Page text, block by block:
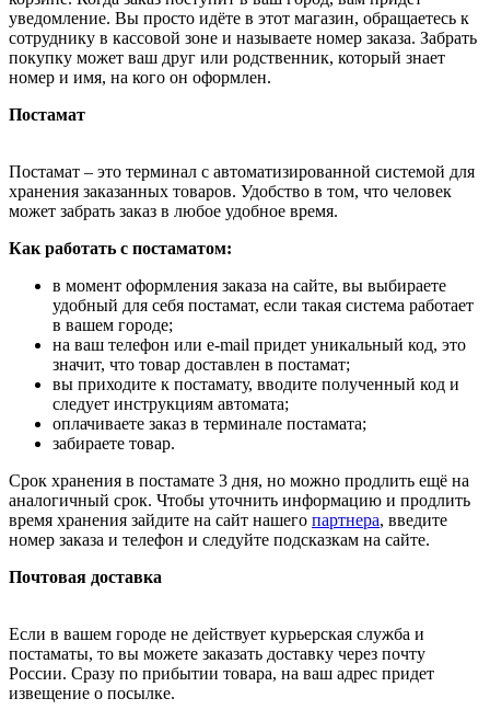
уведомление. Вы просто идёте в этот магазин, обращаетесь к
сотруднику в кассовой зоне и называете номер заказа. Забрать
покупку может ваш друг или родственник, который знает
номер и имя, на кого он оформлен.
Постамат
Постамат – это терминал с автоматизированной системой для
хранения заказанных товаров. Удобство в том, что человек
может забрать заказ в любое удобное время.
Как работать с постаматом:
в момент оформления заказа на сайте, вы выбираете
удобный для себя постамат, если такая система работает
в вашем городе;
на ваш телефон или e-mail придет уникальный код, это
значит, что товар доставлен в постамат;
вы приходите к постамату, вводите полученный код и
следует инструкциям автомата;
оплачиваете заказ в терминале постамата;
забираете товар.
Срок хранения в постамате 3 дня, но можно продлить ещё на
аналогичный срок. Чтобы уточнить информацию и продлить
время хранения зайдите на сайт нашего партнера, введите
номер заказа и телефон и следуйте подсказкам на сайте.
Почтовая доставка
Если в вашем городе не действует курьерская служба и
постаматы, то вы можете заказать доставку через почту
России. Сразу по прибытии товара, на ваш адрес придет
извещение о посылке.